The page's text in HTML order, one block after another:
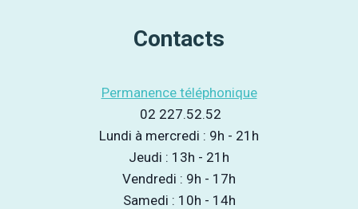
Contacts
Permanence téléphonique
02 227.52.52
Lundi à mercredi : 9h - 21h
Jeudi : 13h - 21h
Vendredi : 9h - 17h
Samedi : 10h - 14h